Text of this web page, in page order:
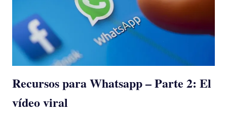
Recursos para Whatsapp – Parte 2: El
vídeo viral